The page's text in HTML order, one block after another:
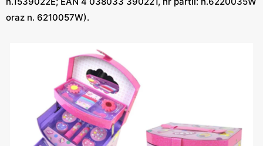
oraz n. 6210057W).